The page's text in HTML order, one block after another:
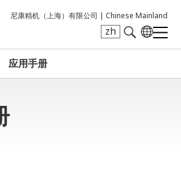
尼康精机（上海）有限公司 | Chinese Mainland
zh
应用手册